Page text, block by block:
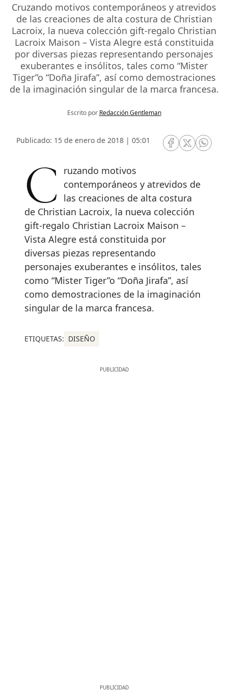
Cruzando motivos contemporáneos y atrevidos
de las creaciones de alta costura de Christian
Lacroix, la nueva colección gift-regalo Christian
Lacroix Maison – Vista Alegre está constituida
por diversas piezas representando personajes
exuberantes e insólitos, tales como “Mister
Tiger”o “Doña Jirafa”, así como demostraciones
de la imaginación singular de la marca francesa.
Escrito por Redacción Gentleman
Publicado: 15 de enero de 2018 | 05:01
RRSS Facebook
RRSSRRSS
Cruzando motivos
contemporáneos y atrevidos de
las creaciones de alta costura
de Christian Lacroix, la nueva colección
gift-regalo Christian Lacroix Maison –
Vista Alegre está constituida por
diversas piezas representando
personajes exuberantes e insólitos, tales
como “Mister Tiger”o “Doña Jirafa”, así
como demostraciones de la imaginación
singular de la marca francesa.
ETIQUETAS: DISEÑO